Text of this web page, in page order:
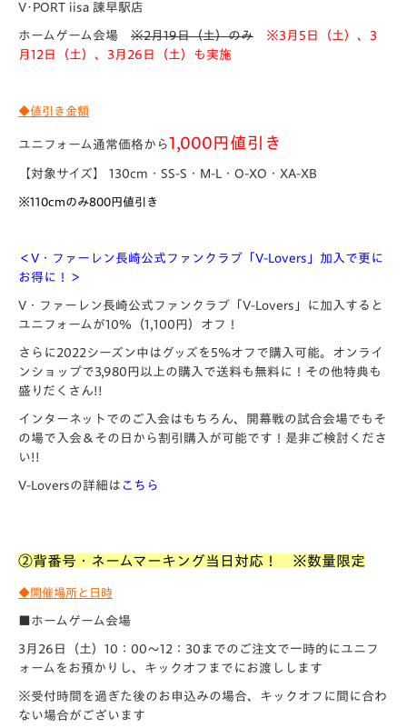
V･PORT iisa 諫早駅店
ホームゲーム会場 ※2月19日（土）のみ
※3月5日（土）、3
月12日（土）、3月26日（土）も実施
◆値引き金額
ユニフォーム通常価格から1,000円値引き
【対象サイズ】 130cm・SS-S・M-L・O-XO・XA-XB
※110cmのみ800円値引き
＜V・ファーレン長崎公式ファンクラブ「V-Lovers」加入で更に
お得に！＞
V・ファーレン長崎公式ファンクラブ「V-Lovers」に加入すると
ユニフォームが10％（1,100円）オフ！
さらに2022シーズン中はグッズを5%オフで購入可能。オンライ
ンショップで3,980円以上の購入で送料も無料に！その他特典も
盛りだくさん!!
インターネットでのご入会はもちろん、開幕戦の試合会場でもそ
の場で入会＆その日から割引購入が可能です！是非ご検討くださ
い!!
V-Loversの詳細は こちら
②背番号・ネームマーキング当日対応！ ※数量限定
◆開催場所と日時
■ホームゲーム会場
3月26日（土）10：00～12：30までのご注文で一時的にユニフ
ォームをお預かりし、キックオフまでにお渡しします
※受付時間を過ぎた後のお申込みの場合、キックオフに間に合わ
ない場合がございます